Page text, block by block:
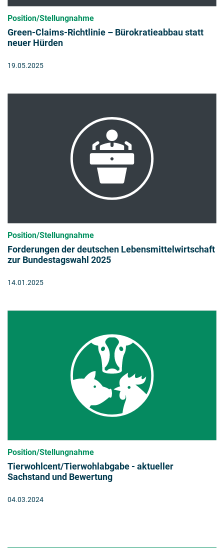
Position/Stellungnahme
Green-Claims-Richtlinie – Bürokratieabbau statt
neuer Hürden
19.05.2025
Position/Stellungnahme
Forderungen der deutschen Lebensmittelwirtschaft
zur Bundestagswahl 2025
14.01.2025
Position/Stellungnahme
Tierwohlcent/Tierwohlabgabe - aktueller
Sachstand und Bewertung
04.03.2024